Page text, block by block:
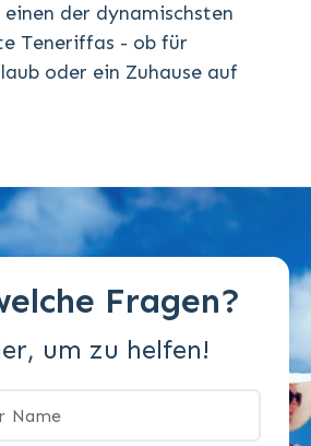
der dynamischsten
Teneriffas - ob für
oder ein Zuhause auf
Fragen?
um zu helfen!